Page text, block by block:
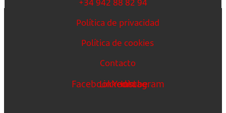
Política de privacidad
Política de cookies
Contacto
FacebookLinkedin
Youtube
Instagram